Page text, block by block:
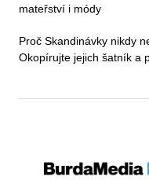
mateřství i módy
Proč Skandinávky nikdy
Okopírujte jejich šatník a